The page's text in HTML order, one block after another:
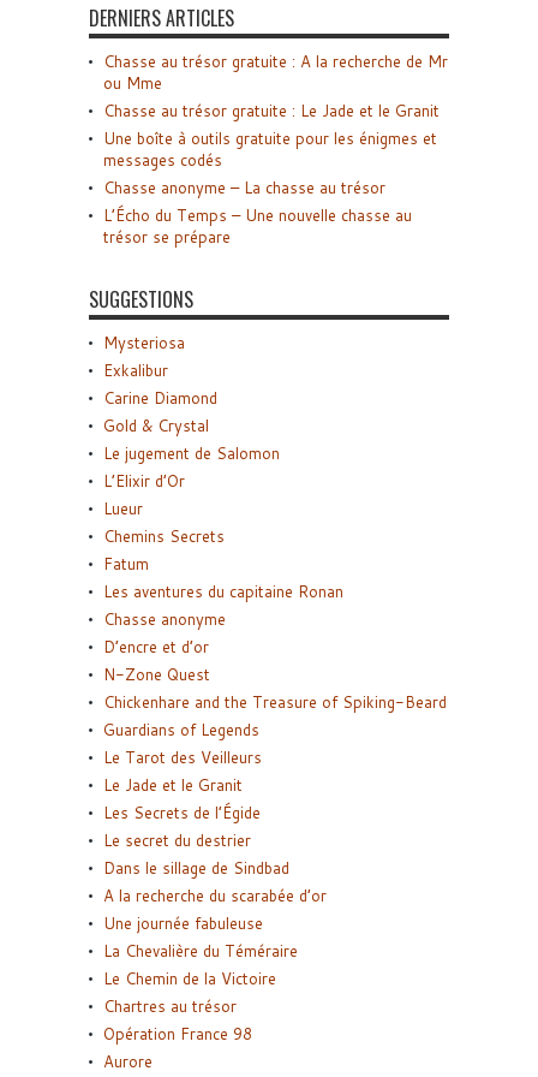
DERNIERS ARTICLES
Chasse au trésor gratuite : A la recherche de Mr
ou Mme
Chasse au trésor gratuite : Le Jade et le Granit
Une boîte à outils gratuite pour les énigmes et
messages codés
Chasse anonyme – La chasse au trésor
L’Écho du Temps – Une nouvelle chasse au
trésor se prépare
SUGGESTIONS
Mysteriosa
Exkalibur
Carine Diamond
Gold & Crystal
Le jugement de Salomon
L’Elixir d’Or
Lueur
Chemins Secrets
Fatum
Les aventures du capitaine Ronan
Chasse anonyme
D’encre et d’or
N-Zone Quest
Chickenhare and the Treasure of Spiking-Beard
Guardians of Legends
Le Tarot des Veilleurs
Le Jade et le Granit
Les Secrets de l’Égide
Le secret du destrier
Dans le sillage de Sindbad
A la recherche du scarabée d’or
Une journée fabuleuse
La Chevalière du Téméraire
Le Chemin de la Victoire
Chartres au trésor
Opération France 98
Aurore